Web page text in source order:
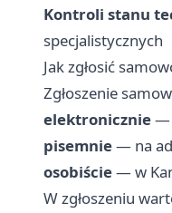
Kontroli stanu
specjalistycznych
Jak zgłosić
Zgłoszenie
elektronicznie—
pisemnie— na
osobiście— w
W zgłoszeniu